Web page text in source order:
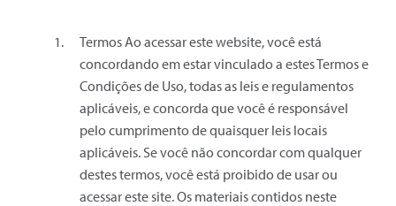
Termos Ao acessar este website, você está
concordando em estar vinculado a estes Termos e
Condições de Uso, todas as leis e regulamentos
aplicáveis, e concorda que você é responsável
pelo cumprimento de quaisquer leis locais
aplicáveis. Se você não concordar com qualquer
destes termos, você está proibido de usar ou
acessar este site. Os materiais contidos neste